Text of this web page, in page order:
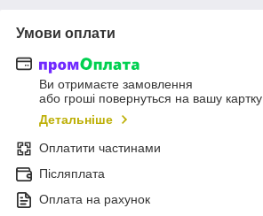
Умови оплати
Ви отримаєте замовлення
або гроші повернуться на вашу картку
Детальніше
Оплатити частинами
Післяплата
Оплата на рахунок